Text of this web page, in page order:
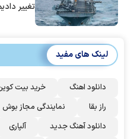
تغییر
لینک های مفید
دانلود اهنگ خرید بیت
راز بقا
نمایندگی مجاز بوش
دانلود آهنگ جدید
آلپاری